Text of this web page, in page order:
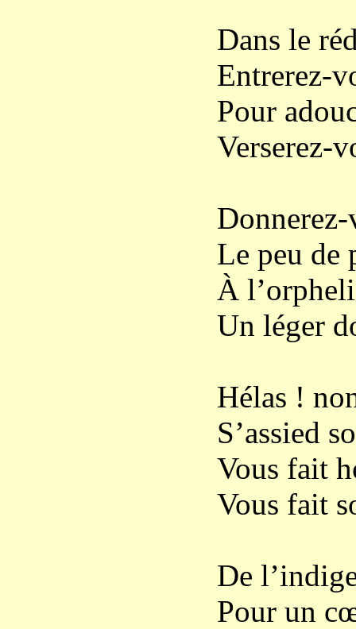
Dans le
Entrerez-
Pour
Verserez-
Le peu de
À
Un léger
Hélas !
S’assied
Vous fait
Vous fait
De
Pour un